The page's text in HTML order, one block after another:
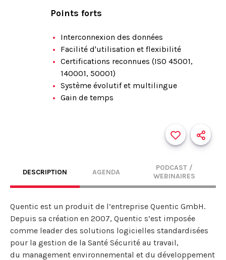
Points forts
Interconnexion des données
Facilité d'utilisation et flexibilité
Certifications reconnues (ISO 45001,
140001, 50001)
Système évolutif et multilingue
Gain de temps
DESCRIPTION AGENDA
PODCAST /
WEBINAIRES
Quentic est un produit de l’entreprise Quentic GmbH.
Depuis sa création en 2007, Quentic s’est imposée
comme leader des solutions logicielles standardisées
pour la gestion de la Santé Sécurité au travail,
du management environnemental et du développement